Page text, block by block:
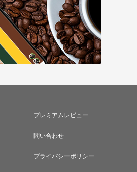
プレミアムレビュー
問い合わせ
プライバシーポリシー